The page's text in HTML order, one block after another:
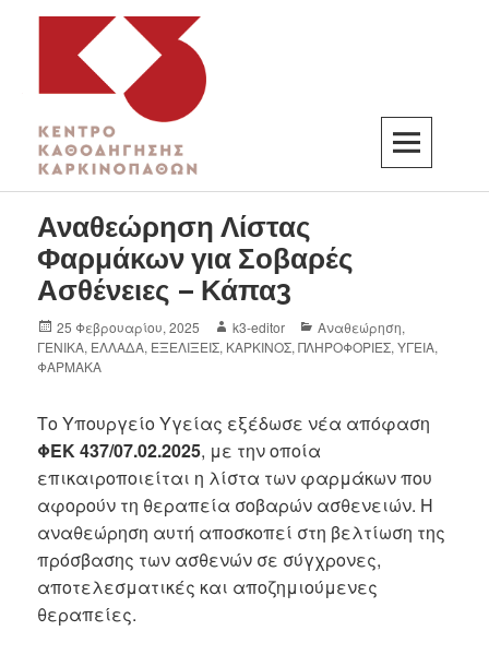
K3
ΚΕΝΤΡΟ ΚΑΘΟΔΗΓΗΣΗΣ ΚΑΡΚΙΝΟΠΑΘΩΝ
Αναθεώρηση Λίστας
Φαρμάκων για Σοβαρές
Ασθένειες – Κάπα3
25 Φεβρουαρίου, 2025 k3-editor Αναθεώρηση,
ΓΕΝΙΚΑ, ΕΛΛΑΔΑ, ΕΞΕΛΙΞΕΙΣ, ΚΑΡΚΙΝΟΣ,ΠΛΗΡΟΦΟΡΙΕΣ,ΥΓΕΙΑ,
ΦΑΡΜΑΚΑ
Το Υπουργείο Υγείας εξέδωσε νέα απόφαση
ΦΕΚ 437/07.02.2025, με την οποία
επικαιροποιείται η λίστα των φαρμάκων που
αφορούν τη θεραπεία σοβαρών ασθενειών. Η
αναθεώρηση αυτή αποσκοπεί στη βελτίωση της
πρόσβασης των ασθενών σε σύγχρονες,
αποτελεσματικές και αποζημιούμενες
θεραπείες.